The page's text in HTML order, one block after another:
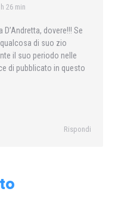
26 min
D’Andretta, dovere!!! Se
di suo zio
il suo periodo nelle
di pubblicato in questo
Rispondi